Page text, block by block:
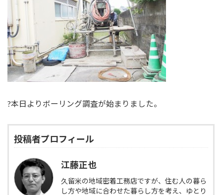
?本日よりボーリング調査が始まりました。
投稿者プロフィール
江藤正也
久留米の地域密着工務店ですが、住む人の暮ら
し方や地域に合わせた暮らし方を考え、ゆとり